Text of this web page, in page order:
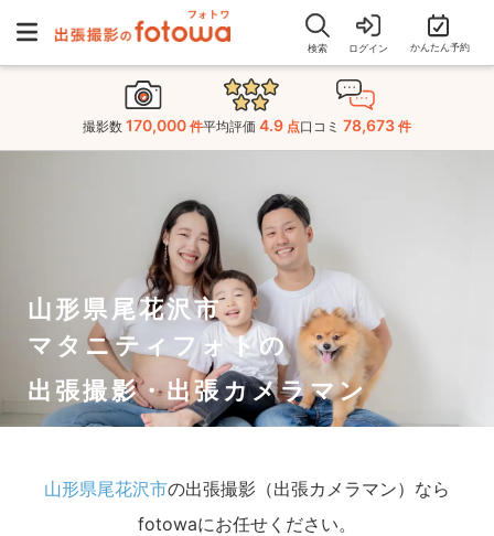
検索 ログイン かんたん予約
撮影数 170,000 件平均評価 4.9 点口コミ 78,673 件
山形県尾花沢市
マタニティフォトの
出張撮影・出張カメラマン
山形県尾花沢市の出張撮影（出張カメラマン）なら
fotowaにお任せください。